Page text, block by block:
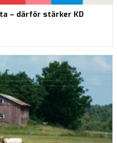
– därför stärker KD